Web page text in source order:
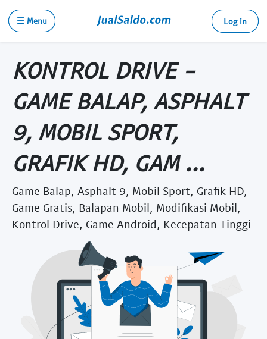
☰ Menu Log in
KONTROL DRIVE -
GAME BALAP, ASPHALT
9, MOBIL SPORT,
GRAFIK HD, GAM ...
Game Balap, Asphalt 9, Mobil Sport, Grafik HD,
Game Gratis, Balapan Mobil, Modifikasi Mobil,
Kontrol Drive, Game Android, Kecepatan Tinggi